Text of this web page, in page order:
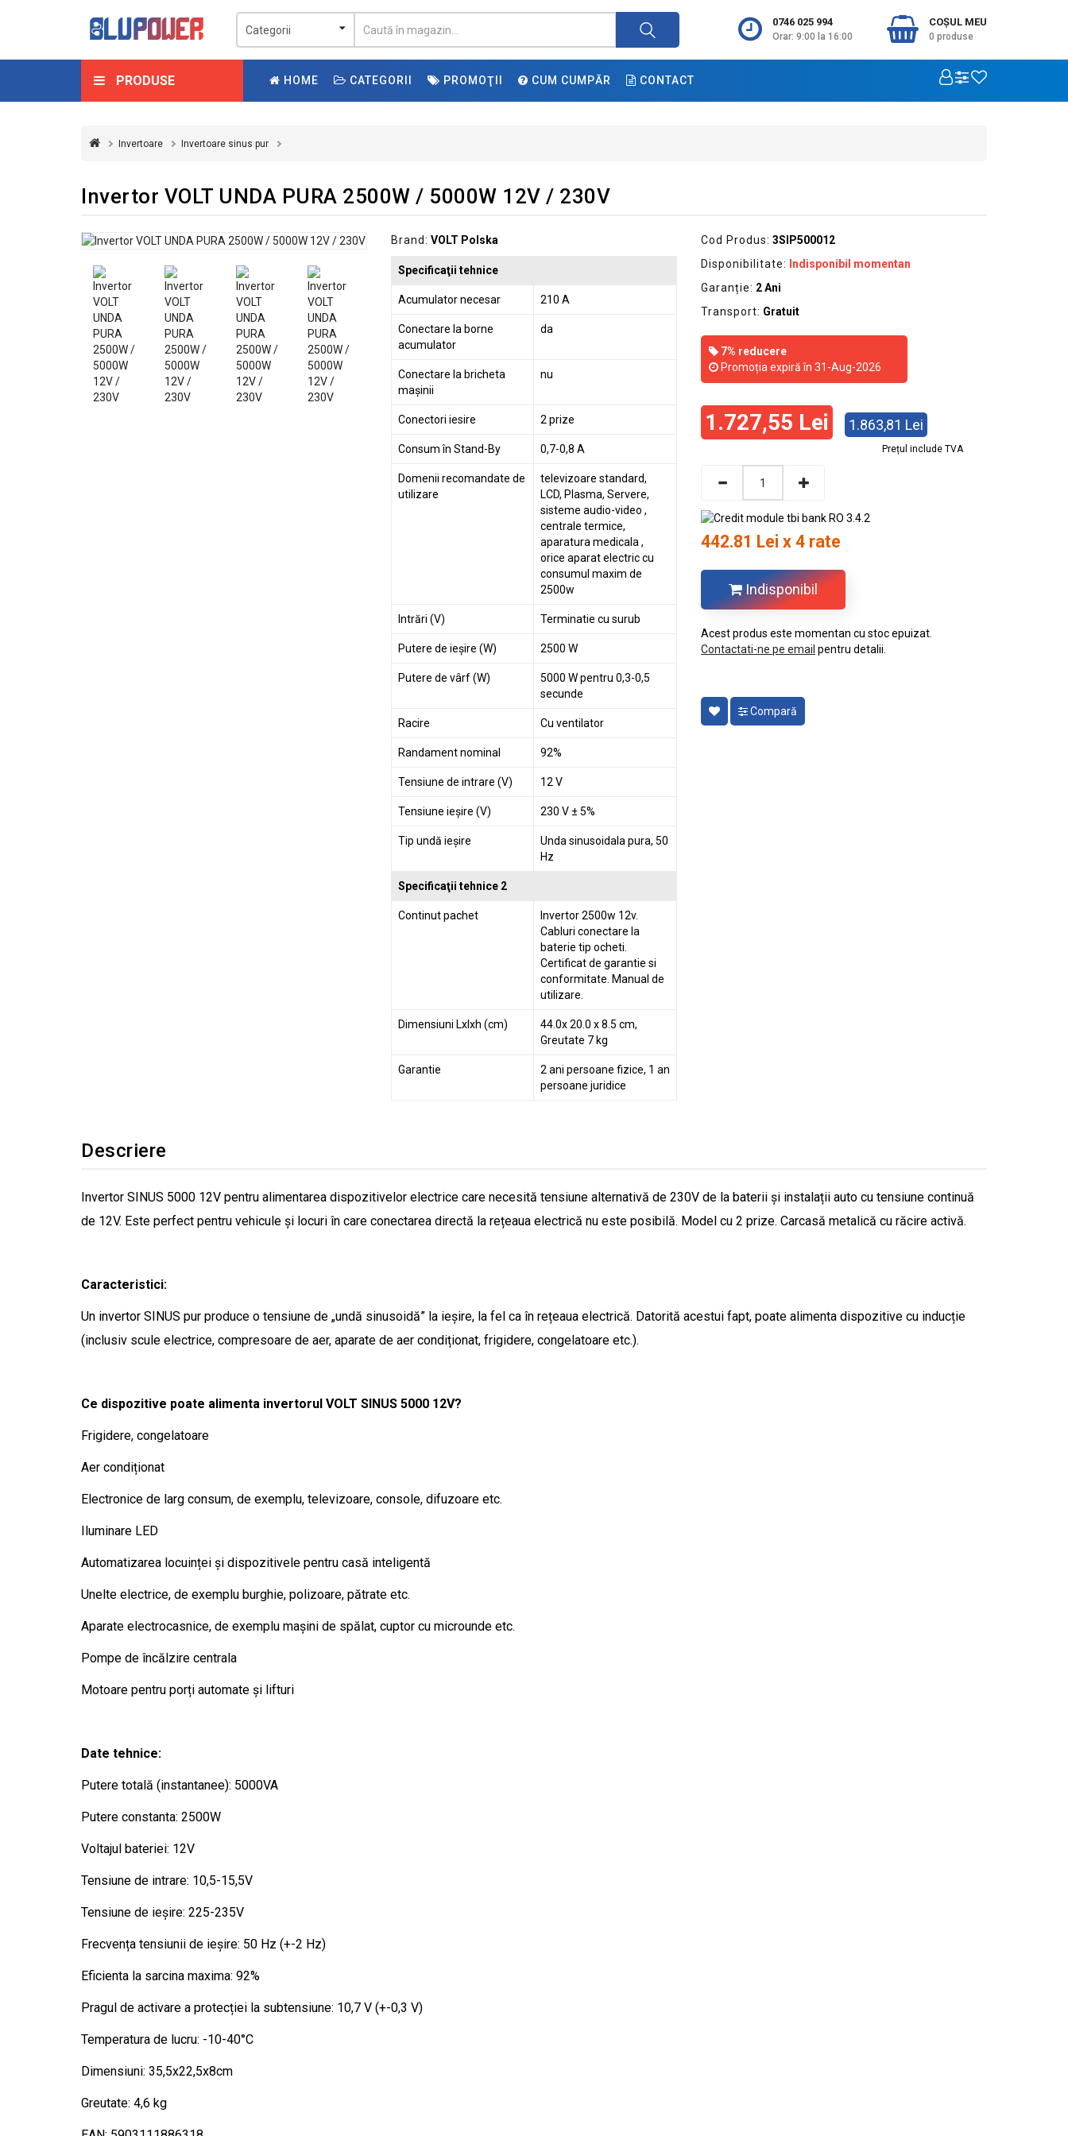
0746 025 994
Orar: 9:00 la 16:00
COŞUL MEU
0 produse
PRODUSE HOME CATEGORII PROMOŢII CUM CUMPĂR CONTACT
Invertoare Invertoare sinus pur
Invertor VOLT UNDA PURA 2500W / 5000W 12V / 230V
Brand: VOLT Polska
Specificaţii tehnice
Acumulator necesar 210 A
Conectare la borne
acumulator
da
Conectare la bricheta
mașinii
nu
Conectori iesire 2 prize
Consum în Stand-By 0,7-0,8 A
Domenii recomandate de
utilizare
televizoare standard,
LCD, Plasma, Servere,
sisteme audio-video ,
centrale termice,
aparatura medicala ,
orice aparat electric cu
consumul maxim de
2500w
Intrări (V) Terminatie cu surub
Putere de ieșire (W) 2500 W
Putere de vârf (W)
5000 W pentru 0,3-0,5
secunde
Racire Cu ventilator
Randament nominal 92%
Tensiune de intrare (V) 12 V
Tensiune ieșire (V) 230 V ± 5%
Tip undă ieșire
Unda sinusoidala pura, 50
Hz
Specificaţii tehnice 2
Continut pachet
Invertor 2500w 12v.
Cabluri conectare la
baterie tip ocheti.
Certificat de garantie si
conformitate. Manual de
utilizare.
Dimensiuni Lxlxh (cm)
44.0x 20.0 x 8.5 cm,
Greutate 7 kg
Garantie
2 ani persoane fizice, 1 an
persoane juridice
Cod Produs: 3SIP500012
Disponibilitate:
Indisponibil momentan
Garanție: 2 Ani
Transport: Gratuit
7% reducere
Promoția expiră în 31-Aug-2026
1.727,55 Lei 1.863,81 Lei
Prețul include TVA
442.81 Lei x 4 rate
Indisponibil
Acest produs este momentan cu stoc epuizat.
Contactati-ne pe email pentru detalii.
Compară
Descriere
Invertor SINUS 5000 12V pentru alimentarea dispozitivelor electrice care necesită tensiune alternativă de 230V de la baterii și instalații auto cu tensiune continuă
de 12V. Este perfect pentru vehicule și locuri în care conectarea directă la rețeaua electrică nu este posibilă. Model cu 2 prize. Carcasă metalică cu răcire activă.
Caracteristici:
Un invertor SINUS pur produce o tensiune de „undă sinusoidă” la ieșire, la fel ca în rețeaua electrică. Datorită acestui fapt, poate alimenta dispozitive cu inducție
(inclusiv scule electrice, compresoare de aer, aparate de aer condiționat, frigidere, congelatoare etc.).
Ce dispozitive poate alimenta invertorul VOLT SINUS 5000 12V?
Frigidere, congelatoare
Aer condiționat
Electronice de larg consum, de exemplu, televizoare, console, difuzoare etc.
Iluminare LED
Automatizarea locuinței și dispozitivele pentru casă inteligentă
Unelte electrice, de exemplu burghie, polizoare, pătrate etc.
Aparate electrocasnice, de exemplu mașini de spălat, cuptor cu microunde etc.
Pompe de încălzire centrala
Motoare pentru porți automate și lifturi
Date tehnice:
Putere totală (instantanee): 5000VA
Putere constanta: 2500W
Voltajul bateriei: 12V
Tensiune de intrare: 10,5-15,5V
Tensiune de ieșire: 225-235V
Frecvența tensiunii de ieșire: 50 Hz (+-2 Hz)
Eficienta la sarcina maxima: 92%
Pragul de activare a protecției la subtensiune: 10,7 V (+-0,3 V)
Temperatura de lucru: -10-40°C
Dimensiuni: 35,5x22,5x8cm
Greutate: 4,6 kg